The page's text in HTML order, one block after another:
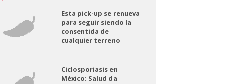
Esta pick-up se renueva
para seguir siendo la
consentida de
cualquier terreno
Ciclosporiasis en
México: Salud da